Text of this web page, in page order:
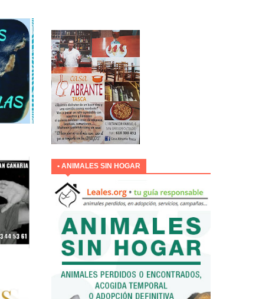
• ANIMALES SIN HOGAR